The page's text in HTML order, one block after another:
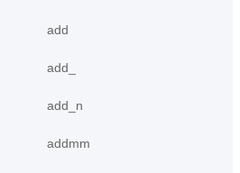
add
add_
add_n
addmm